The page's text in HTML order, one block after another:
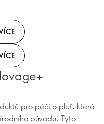
pro péči o pleť, která
původu. Tyto